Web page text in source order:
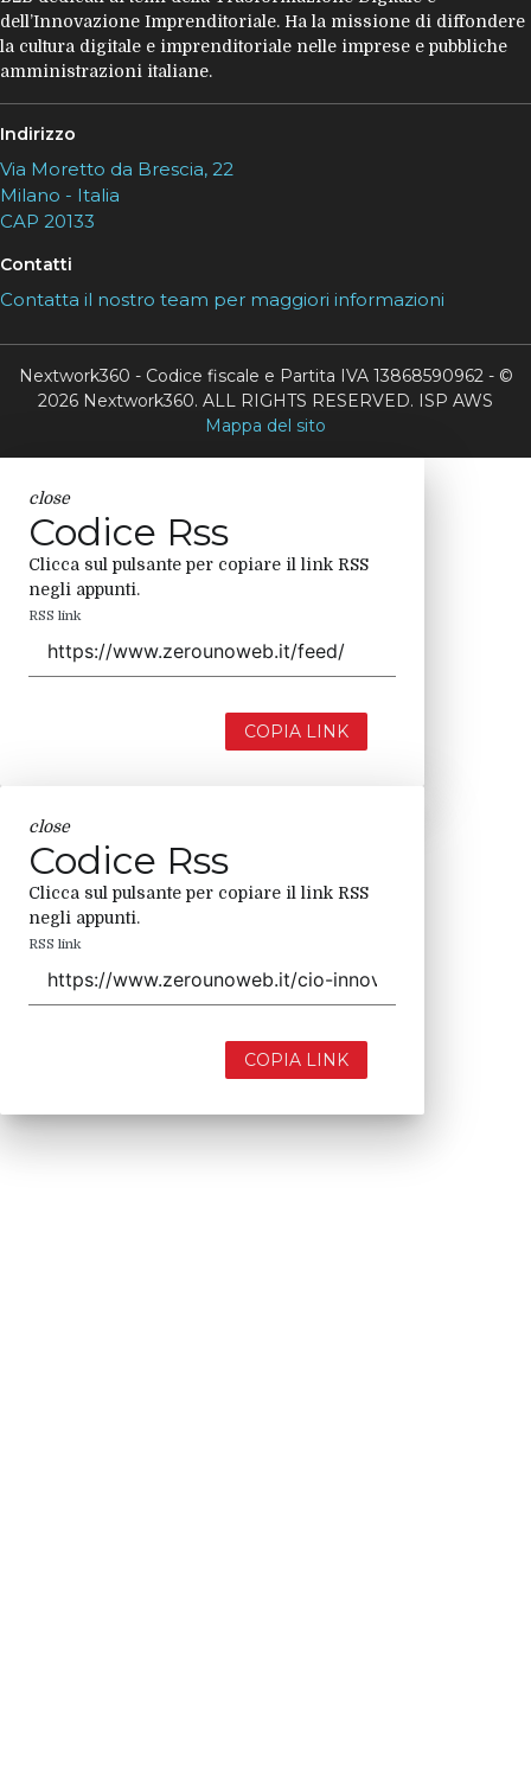
dell’Innovazione Imprenditoriale. Ha la missione di diffondere
la cultura digitale e imprenditoriale nelle imprese e pubbliche
amministrazioni italiane.
Indirizzo
Via Moretto da Brescia, 22
Milano - Italia
CAP 20133
Contatti
Contatta il nostro team per maggiori informazioni
Nextwork360 - Codice fiscale e Partita IVA 13868590962 - ©
2026 Nextwork360. ALL RIGHTS RESERVED. ISP AWS
Mappa del sito
close
Codice Rss
Clicca sul pulsante per copiare il link RSS
negli appunti.
RSS link
COPIA LINK
close
Codice Rss
Clicca sul pulsante per copiare il link RSS
negli appunti.
RSS link
COPIA LINK